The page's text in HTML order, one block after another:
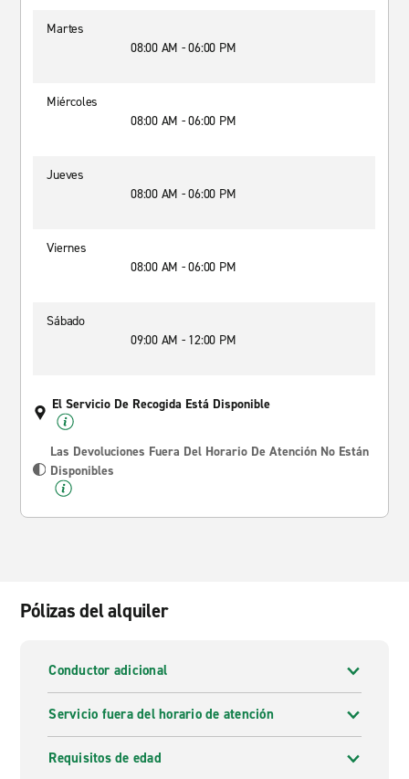
Martes
08:00 AM - 06:00 PM
Miércoles
08:00 AM - 06:00 PM
Jueves
08:00 AM - 06:00 PM
Viernes
08:00 AM - 06:00 PM
Sábado
09:00 AM - 12:00 PM
El Servicio De Recogida Está Disponible
Las Devoluciones Fuera Del Horario De Atención No Están
Disponibles
Pólizas del alquiler
Conductor adicional
Servicio fuera del horario de atención
Requisitos de edad